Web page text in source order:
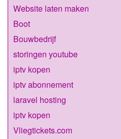
Website laten maken
Boot
Bouwbedrijf
storingen youtube
iptv kopen
iptv abonnement
laravel hosting
iptv kopen
Vliegtickets.com